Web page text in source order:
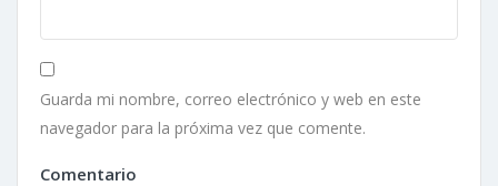
Guarda mi nombre, correo electrónico y web en este
navegador para la próxima vez que comente.
Comentario